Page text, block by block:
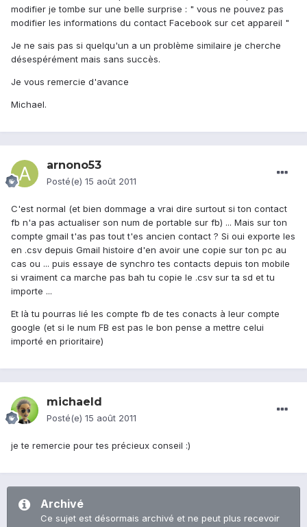
modifier je tombe sur une belle surprise : " vous ne pouvez pas
modifier les informations du contact Facebook sur cet appareil "
Je ne sais pas si quelqu'un a un problème similaire je cherche
désespérément mais sans succès.
Je vous remercie d'avance
Michael.
arnono53
Posté(e) 15 août 2011
C'est normal (et bien dommage a vrai dire surtout si ton contact
fb n'a pas actualiser son num de portable sur fb) ... Mais sur ton
compte gmail t'as pas tout t'es ancien contact ? Si oui exporte les
en .csv depuis Gmail histoire d'en avoir une copie sur ton pc au
cas ou ... puis essaye de synchro tes contacts depuis ton mobile
si vraiment ca marche pas bah tu copie le .csv sur ta sd et tu
importe ...
Et là tu pourras lié les compte fb de tes conacts à leur compte
google (et si le num FB est pas le bon pense a mettre celui
importé en prioritaire)
michaeld
Posté(e) 15 août 2011
je te remercie pour tes précieux conseil :)
Archivé
Ce sujet est désormais archivé et ne peut plus recevoir